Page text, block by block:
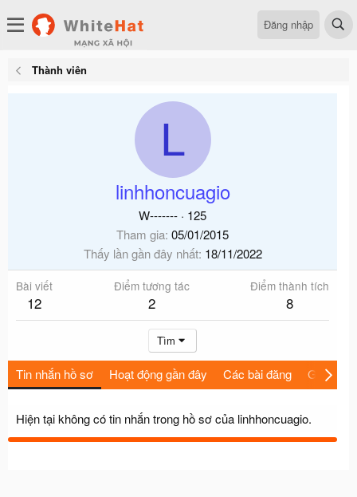
Đăng nhập
Thành viên
L
linhhoncuagio
W------- · 125
Tham gia 05/01/2015
Thấy lần gần đây nhất 18/11/2022
Bài viết
12
Điểm tương tác
2
Điểm thành tích
8
Tìm
Tin nhắn hồ sơ Hoạt động gần đây Các bài đăng Giới thiệu
Hiện tại không có tin nhắn trong hồ sơ của linhhoncuagio.